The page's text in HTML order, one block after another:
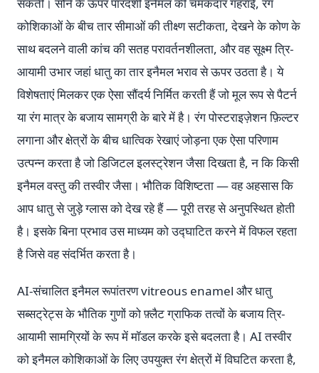
कोशिकाओं के बीच तार सीमाओं की तीक्ष्ण सटीकता, देखने के कोण के
साथ बदलने वाली कांच की सतह परावर्तनशीलता, और वह सूक्ष्म त्रि-
आयामी उभार जहां धातु का तार इनैमल भराव से ऊपर उठता है। ये
विशेषताएं मिलकर एक ऐसा सौंदर्य निर्मित करती हैं जो मूल रूप से पैटर्न
या रंग मात्र के बजाय सामग्री के बारे में है। रंग पोस्टराइज़ेशन फ़िल्टर
लगाना और क्षेत्रों के बीच धात्विक रेखाएं जोड़ना एक ऐसा परिणाम
उत्पन्न करता है जो डिजिटल इलस्ट्रेशन जैसा दिखता है, न कि किसी
इनैमल वस्तु की तस्वीर जैसा। भौतिक विशिष्टता — वह अहसास कि
आप धातु से जुड़े ग्लास को देख रहे हैं — पूरी तरह से अनुपस्थित होती
है। इसके बिना प्रभाव उस माध्यम को उद्घाटित करने में विफल रहता
है जिसे वह संदर्भित करता है।
AI-संचालित इनैमल रूपांतरण vitreous enamel और धातु
सब्सट्रेट्स के भौतिक गुणों को फ़्लैट ग्राफिक तत्वों के बजाय त्रि-
आयामी सामग्रियों के रूप में मॉडल करके इसे बदलता है। AI तस्वीर
को इनैमल कोशिकाओं के लिए उपयुक्त रंग क्षेत्रों में विघटित करता है,